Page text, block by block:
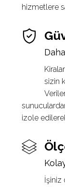
hizmetlere
sizin
izole
İşiniz